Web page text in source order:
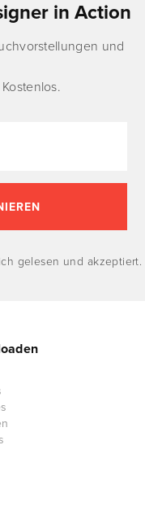
in Action
und
gelesen und akzeptiert.